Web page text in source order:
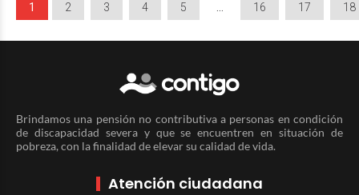
1 2 3 4 5 16 17 18
Brindamos una pensión no contributiva a personas en condición
de discapacidad severa y que se encuentren en situación de
pobreza, con la finalidad de elevar su calidad de vida.
Atención ciudadana